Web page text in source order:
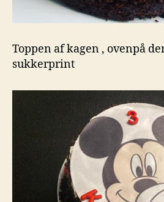
Toppen af kagen , ovenpå
sukkerprint